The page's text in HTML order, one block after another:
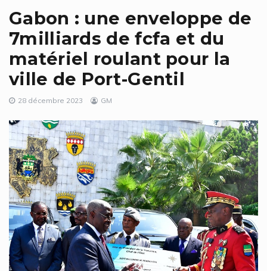
Gabon : une enveloppe de
7milliards de fcfa et du
matériel roulant pour la
ville de Port-Gentil
28 décembre 2023 GM